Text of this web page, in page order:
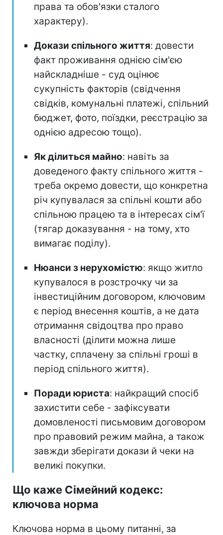
права та обов'язки сталого
характеру).
Докази спільного життя: довести
факт проживання однією сім'єю
найскладніше - суд оцінює
сукупність факторів (свідчення
свідків, комунальні платежі, спільний
бюджет, фото, поїздки, реєстрацію за
однією адресою тощо).
Як ділиться майно: навіть за
доведеного факту спільного життя -
треба окремо довести, що конкретна
річ купувалася за спільні кошти або
спільною працею та в інтересах сім'ї
(тягар доказування - на тому, хто
вимагає поділу).
Нюанси з нерухомістю: якщо житло
купувалося в розстрочку чи за
інвестиційним договором, ключовим
є період внесення коштів, а не дата
отримання свідоцтва про право
власності (ділити можна лише
частку, сплачену за спільні гроші в
період спільного життя).
Поради юриста: найкращий спосіб
захистити себе - зафіксувати
домовленості письмовим договором
про правовий режим майна, а також
завжди зберігати докази й чеки на
великі покупки.
Що каже Сімейний кодекс:
ключова норма
Ключова норма в цьому питанні, за